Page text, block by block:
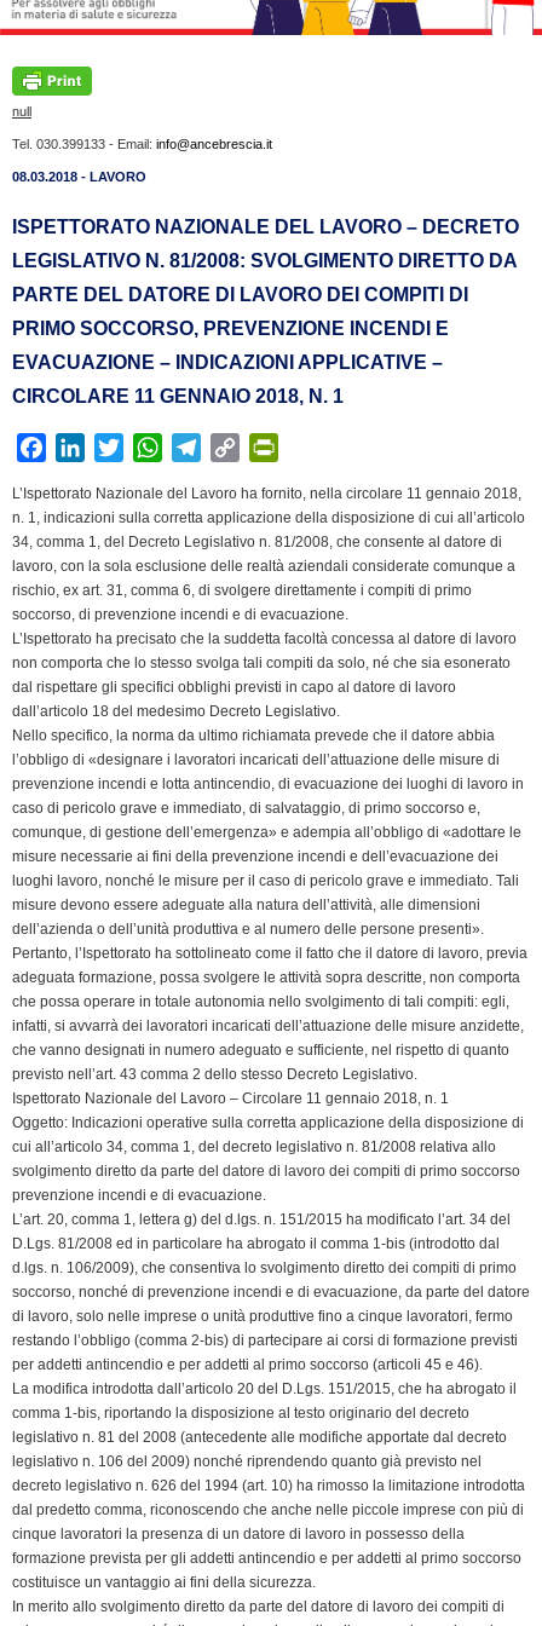
null
Tel. 030.399133 - Email: info@ancebrescia.it
08.03.2018 - LAVORO
ISPETTORATO NAZIONALE DEL LAVORO – DECRETO
LEGISLATIVO N. 81/2008: SVOLGIMENTO DIRETTO DA
PARTE DEL DATORE DI LAVORO DEI COMPITI DI
PRIMO SOCCORSO, PREVENZIONE INCENDI E
EVACUAZIONE – INDICAZIONI APPLICATIVE –
CIRCOLARE 11 GENNAIO 2018, N. 1
c
e
b
o
o
k
n
k
e
d
I
n
i
t
e
r
W
a
t
s
A
p
p
l
e
g
r
a
m
C
p
y
L
i
n
k
i
n
t
F
r
i
e
n
d
l
y
L’Ispettorato Nazionale del Lavoro ha fornito, nella circolare 11 gennaio 2018,
n. 1, indicazioni sulla corretta applicazione della disposizione di cui all’articolo
34, comma 1, del Decreto Legislativo n. 81/2008, che consente al datore di
lavoro, con la sola esclusione delle realtà aziendali considerate comunque a
rischio, ex art. 31, comma 6, di svolgere direttamente i compiti di primo
soccorso, di prevenzione incendi e di evacuazione.
L’Ispettorato ha precisato che la suddetta facoltà concessa al datore di lavoro
non comporta che lo stesso svolga tali compiti da solo, né che sia esonerato
dal rispettare gli specifici obblighi previsti in capo al datore di lavoro
dall’articolo 18 del medesimo Decreto Legislativo.
Nello specifico, la norma da ultimo richiamata prevede che il datore abbia
l’obbligo di «designare i lavoratori incaricati dell’attuazione delle misure di
prevenzione incendi e lotta antincendio, di evacuazione dei luoghi di lavoro in
caso di pericolo grave e immediato, di salvataggio, di primo soccorso e,
comunque, di gestione dell’emergenza» e adempia all’obbligo di «adottare le
misure necessarie ai fini della prevenzione incendi e dell’evacuazione dei
luoghi lavoro, nonché le misure per il caso di pericolo grave e immediato. Tali
misure devono essere adeguate alla natura dell’attività, alle dimensioni
dell’azienda o dell’unità produttiva e al numero delle persone presenti».
Pertanto, l’Ispettorato ha sottolineato come il fatto che il datore di lavoro, previa
adeguata formazione, possa svolgere le attività sopra descritte, non comporta
che possa operare in totale autonomia nello svolgimento di tali compiti: egli,
infatti, si avvarrà dei lavoratori incaricati dell’attuazione delle misure anzidette,
che vanno designati in numero adeguato e sufficiente, nel rispetto di quanto
previsto nell’art. 43 comma 2 dello stesso Decreto Legislativo.
Ispettorato Nazionale del Lavoro – Circolare 11 gennaio 2018, n. 1
Oggetto: Indicazioni operative sulla corretta applicazione della disposizione di
cui all’articolo 34, comma 1, del decreto legislativo n. 81/2008 relativa allo
svolgimento diretto da parte del datore di lavoro dei compiti di primo soccorso
prevenzione incendi e di evacuazione.
L’art. 20, comma 1, lettera g) del d.lgs. n. 151/2015 ha modificato l’art. 34 del
D.Lgs. 81/2008 ed in particolare ha abrogato il comma 1-bis (introdotto dal
d.lgs. n. 106/2009), che consentiva lo svolgimento diretto dei compiti di primo
soccorso, nonché di prevenzione incendi e di evacuazione, da parte del datore
di lavoro, solo nelle imprese o unità produttive fino a cinque lavoratori, fermo
restando l’obbligo (comma 2-bis) di partecipare ai corsi di formazione previsti
per addetti antincendio e per addetti al primo soccorso (articoli 45 e 46).
La modifica introdotta dall’articolo 20 del D.Lgs. 151/2015, che ha abrogato il
comma 1-bis, riportando la disposizione al testo originario del decreto
legislativo n. 81 del 2008 (antecedente alle modifiche apportate dal decreto
legislativo n. 106 del 2009) nonché riprendendo quanto già previsto nel
decreto legislativo n. 626 del 1994 (art. 10) ha rimosso la limitazione introdotta
dal predetto comma, riconoscendo che anche nelle piccole imprese con più di
cinque lavoratori la presenza di un datore di lavoro in possesso della
formazione prevista per gli addetti antincendio e per addetti al primo soccorso
costituisce un vantaggio ai fini della sicurezza.
In merito allo svolgimento diretto da parte del datore di lavoro dei compiti di